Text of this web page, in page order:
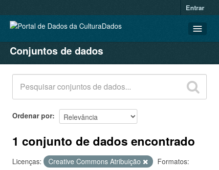
Entrar
CONJUNTOS DE DADOS
ORGANIZAÇÕES
GRUPOS
SOBRE
Conjuntos de dados
Ordenar por
1 conjunto de dados encontrado
Licenças: Creative Commons Atribuição
Formatos: